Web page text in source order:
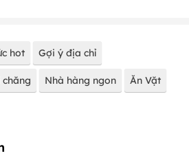
hot Gợi ý địa chỉ
Nhà hàng ngon Ăn Vặt